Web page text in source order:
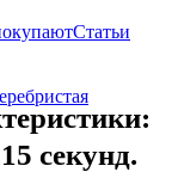
Статьи
секунд.